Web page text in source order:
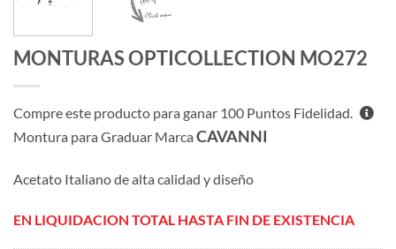
MONTURAS OPTICOLLECTION MO272
Compre este producto para ganar 100 Puntos Fidelidad.
Montura para Graduar Marca CAVANNI
Acetato Italiano de alta calidad y diseño
EN LIQUIDACION TOTAL HASTA FIN DE EXISTENCIA